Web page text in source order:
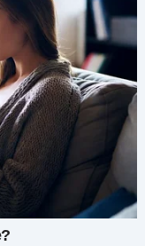
с Эммой чуть
Хочется
об этом